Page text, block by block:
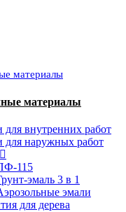
материалы
материалы
для внутренних работ
для наружных работ
115
эмаль 3 в 1
эмали
для дерева